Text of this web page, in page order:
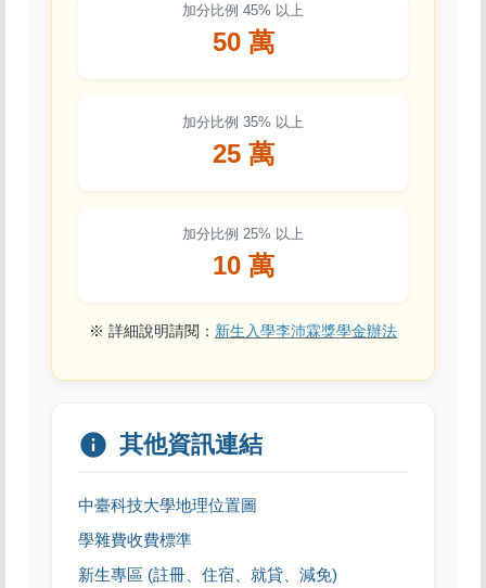
加分比例 45% 以上
50 萬
加分比例 35% 以上
25 萬
加分比例 25% 以上
10 萬
※ 詳細說明請閱： 新生入學李沛霖獎學金辦法
info 其他資訊連結
中臺科技大學地理位置圖
學雜費收費標準
新生專區 (註冊、住宿、就貸、減免)